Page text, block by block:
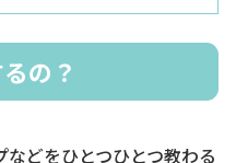
の？
どをひとつひとつ教わる